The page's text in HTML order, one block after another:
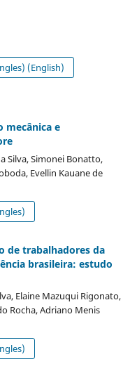
(English)
mecânica e
Silva, Simonei Bonatto,
Evellin Kauane de
de trabalhadores da
brasileira: estudo
Elaine Mazuqui Rigonato,
Rocha, Adriano Menis